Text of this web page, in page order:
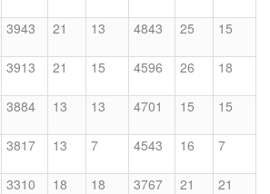
3943 21 13 4843 25 15
3913 21 15 4596 26 18
3884 13 13 4701 15 15
3817 13 7 4543 16 7
3310 18 18 3767 21 21